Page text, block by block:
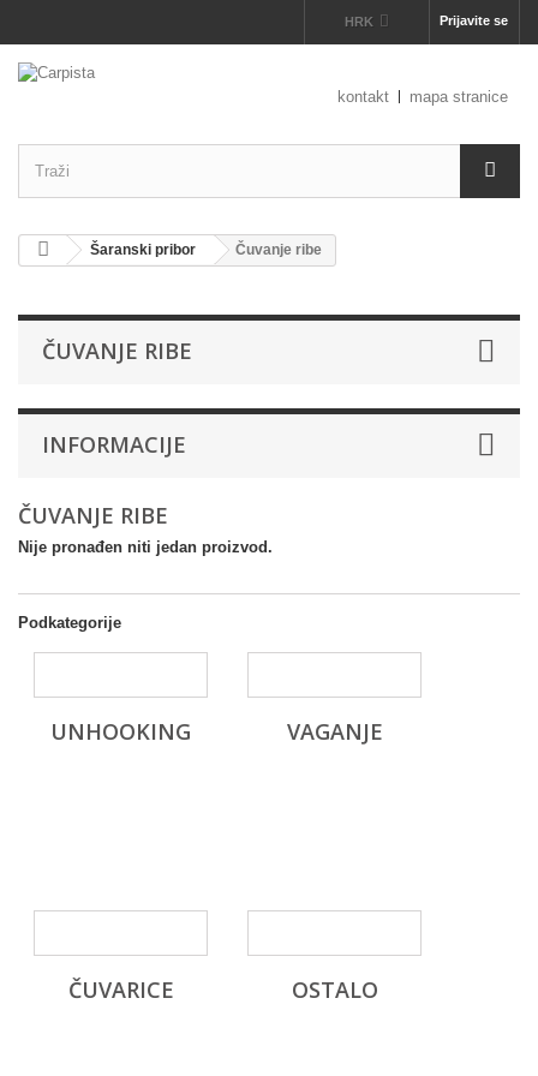
Prijavite se
HRK
kontakt mapa stranice
Šaranski pribor Čuvanje ribe
ČUVANJE RIBE
INFORMACIJE
ČUVANJE RIBE
Nije pronađen niti jedan proizvod.
Podkategorije
UNHOOKING VAGANJE
ČUVARICE OSTALO